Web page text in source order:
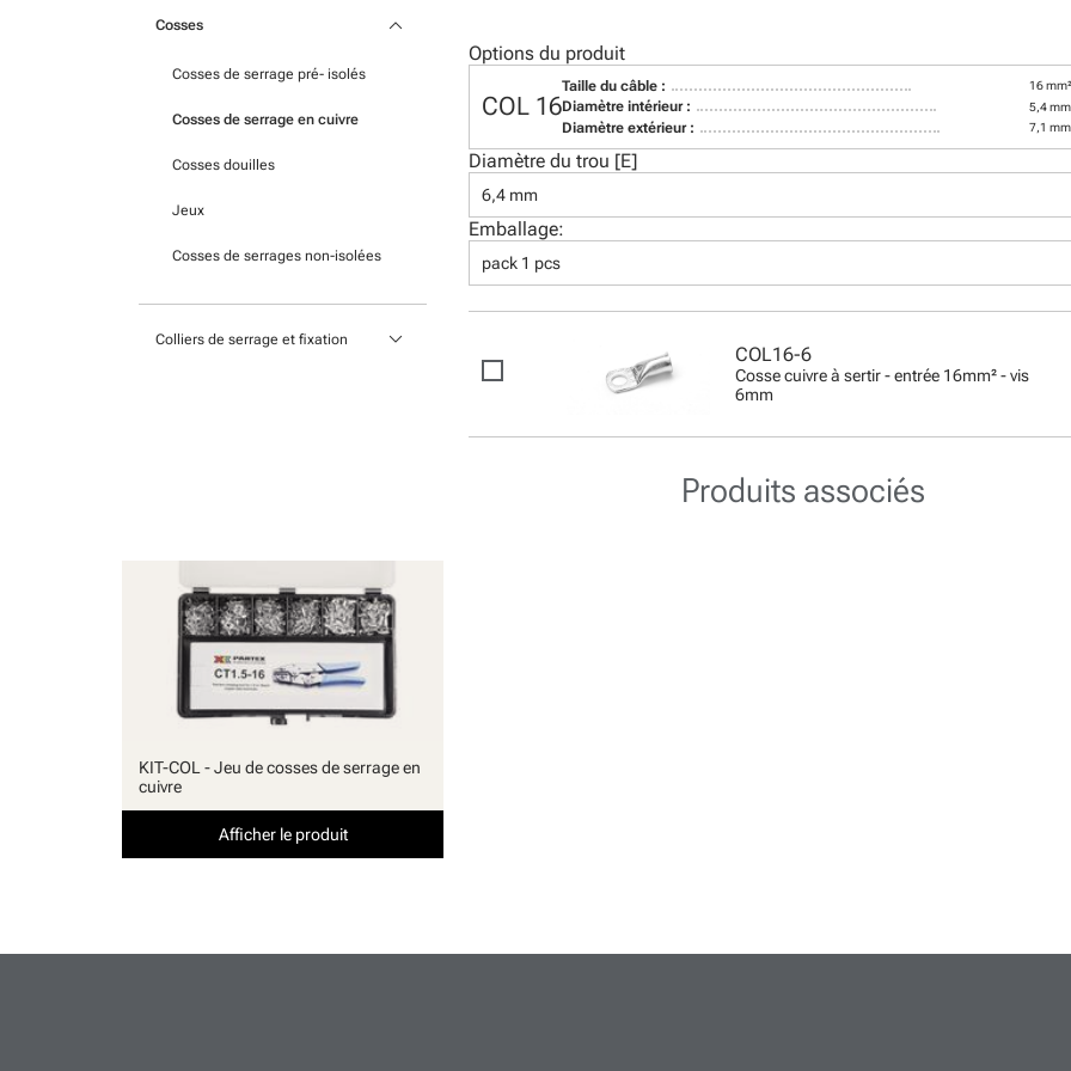
Protection des câbles
technologie UV
Étiquettes glissées dans la poche
Étiquettes adhésives pour
l’installation
Étiquettes adhésives pour
Cosses keyboard_arrow_down
Cosses de serrage pré- isolés
Cosses de serrage en cuivre
Cosses douilles
Jeux
Cosses de serrages non-isolées
Colliers de serrage et fixation keyboard_arrow_down
Options du produit
COL 16
Taille du câble : 16 mm²
Diamètre intérieur : 5,4 mm
Diamètre extérieur : 7,1 mm
Diamètre du trou [E]
6,4 mm
Emballage:
pack 1 pcs
COL16-6
Cosse cuivre à sertir - entrée 16mm² - vis
6mm
Produits associés
KIT-COL - Jeu de cosses de serrage en
cuivre
Afficher le produit